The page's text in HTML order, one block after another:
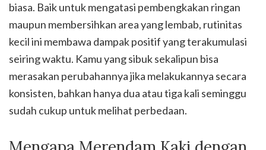
biasa. Baik untuk mengatasi pembengkakan ringan
maupun membersihkan area yang lembab, rutinitas
kecil ini membawa dampak positif yang terakumulasi
seiring waktu. Kamu yang sibuk sekalipun bisa
merasakan perubahannya jika melakukannya secara
konsisten, bahkan hanya dua atau tiga kali seminggu
sudah cukup untuk melihat perbedaan.